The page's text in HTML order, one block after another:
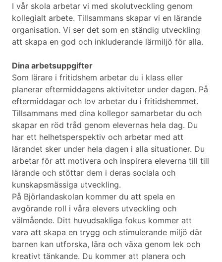
I vår skola arbetar vi med skolutveckling genom
kollegialt arbete. Tillsammans skapar vi en lärande
organisation. Vi ser det som en ständig utveckling
att skapa en god och inkluderande lärmiljö för alla.
Dina arbetsuppgifter
Som lärare i fritidshem arbetar du i klass eller
planerar eftermiddagens aktiviteter under dagen. På
eftermiddagar och lov arbetar du i fritidshemmet.
Tillsammans med dina kollegor samarbetar du och
skapar en röd tråd genom elevernas hela dag. Du
har ett helhetsperspektiv och arbetar med att
lärandet sker under hela dagen i alla situationer. Du
arbetar för att motivera och inspirera eleverna till till
lärande och stöttar dem i deras sociala och
kunskapsmässiga utveckling.
På Björlandaskolan kommer du att spela en
avgörande roll i våra elevers utveckling och
välmående. Ditt huvudsakliga fokus kommer att
vara att skapa en trygg och stimulerande miljö där
barnen kan utforska, lära och växa genom lek och
kreativt tänkande. Du kommer att planera och